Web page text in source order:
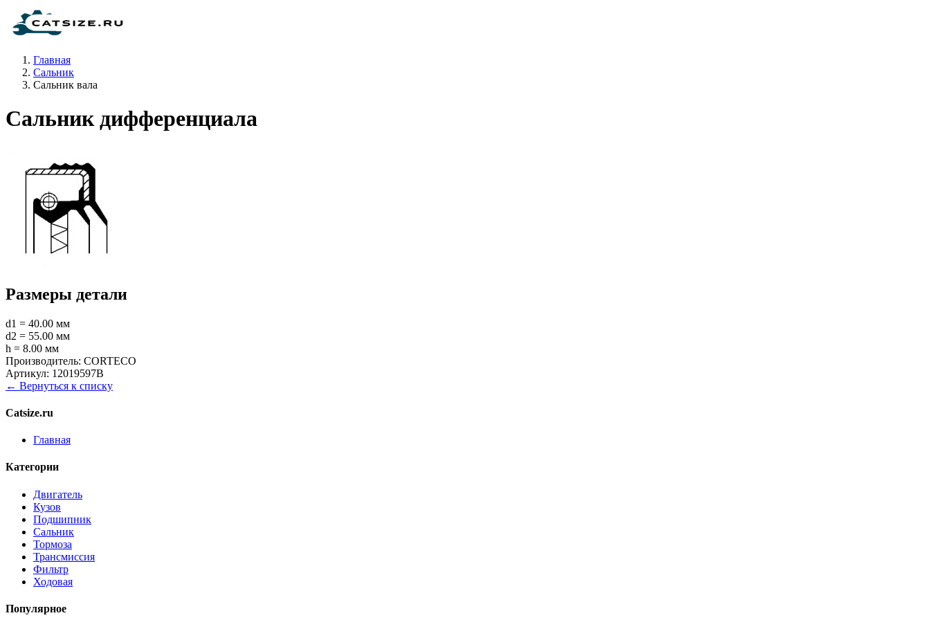
Главная
Сальник
Сальник вала
Сальник дифференциала
Размеры детали
d1 = 40.00 мм
d2 = 55.00 мм
h = 8.00 мм
Производитель: CORTECO
Артикул: 12019597B
← Вернуться к списку
Catsize.ru
Главная
Категории
Двигатель
Кузов
Подшипник
Сальник
Тормоза
Трансмиссия
Фильтр
Ходовая
Популярное